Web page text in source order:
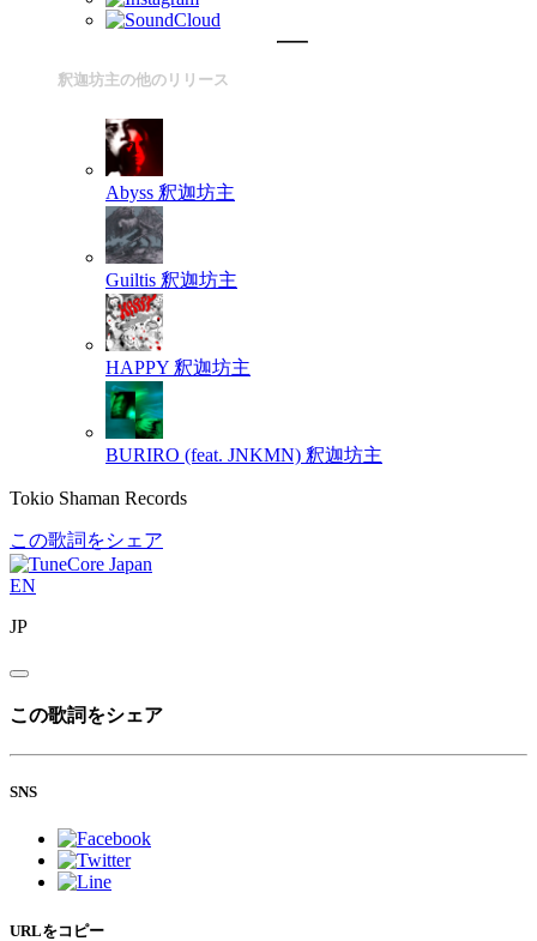
釈迦坊主の他のリリース
Abyss 釈迦坊主
Guiltis 釈迦坊主
HAPPY 釈迦坊主
BURIRO (feat. JNKMN) 釈迦坊主
Tokio Shaman Records
この歌詞をシェア
EN
JP
この歌詞をシェア
SNS
URLをコピー